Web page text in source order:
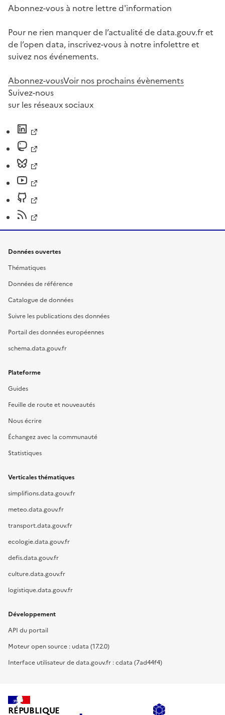
Abonnez-vous à notre lettre d'information
Pour ne rien manquer de l’actualité de data.gouv.fr et
de l’open data, inscrivez-vous à notre infolettre et
suivez nos événements.
Abonnez-vousVoir nos prochains évènements
Suivez-nous
sur les réseaux sociaux
Données ouvertes
Thématiques
Données de référence
Catalogue de données
Suivre les publications des données
Portail des données européennes
schema.data.gouv.fr
Plateforme
Guides
Feuille de route et nouveautés
Nous écrire
Échangez avec la communauté
Statistiques
Verticales thématiques
simplifions.data.gouv.fr
meteo.data.gouv.fr
transport.data.gouv.fr
ecologie.data.gouv.fr
defis.data.gouv.fr
culture.data.gouv.fr
logistique.data.gouv.fr
Développement
API du portail
Moteur open source : udata (17.2.0)
Interface utilisateur de data.gouv.fr : cdata (7ad44f4)
RÉPUBLIQUE